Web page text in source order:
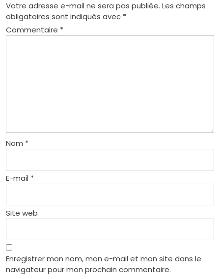
Votre adresse e-mail ne sera pas publiée. Les champs
obligatoires sont indiqués avec *
Commentaire *
Nom *
E-mail *
Site web
Enregistrer mon nom, mon e-mail et mon site dans le
navigateur pour mon prochain commentaire.